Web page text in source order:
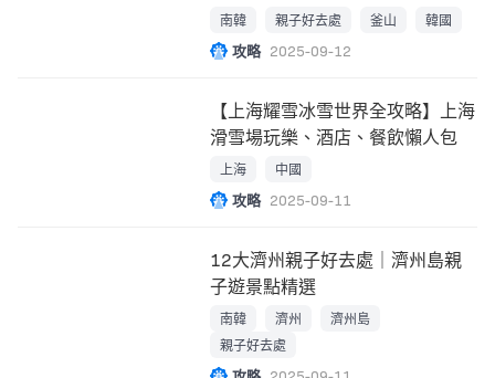
南韓 親子好去處 釜山 韓國
攻略 2025-09-12
【上海耀雪冰雪世界全攻略】上海
滑雪場玩樂、酒店、餐飲懶人包
上海 中國
攻略 2025-09-11
12大濟州親子好去處｜濟州島親
子遊景點精選
南韓 濟州
濟州島
親子好去處